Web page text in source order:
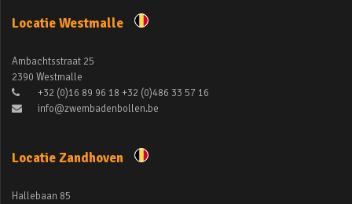
Locatie Westmalle
Ambachtsstraat 25
2390 Westmalle
+32 (0)16 89 96 18 +32 (0)486 33 57 16
info@zwembadenbollen.be
Locatie Zandhoven
Hallebaan 85